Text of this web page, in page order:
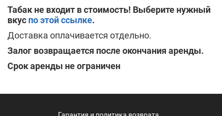
Табак не входит в стоимость! Выберите нужный
вкус по этой ссылке.
Доставка оплачивается отдельно.
Залог возвращается после окончания аренды.
Срок аренды не ограничен